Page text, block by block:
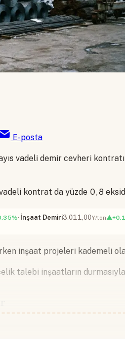
E-posta
vadeli demir cevheri
kontrat da yüzde 0,8
İnşaat Demiri3.011,00¥/ton
inşaat projeleri kademeli
talebi inşaatların